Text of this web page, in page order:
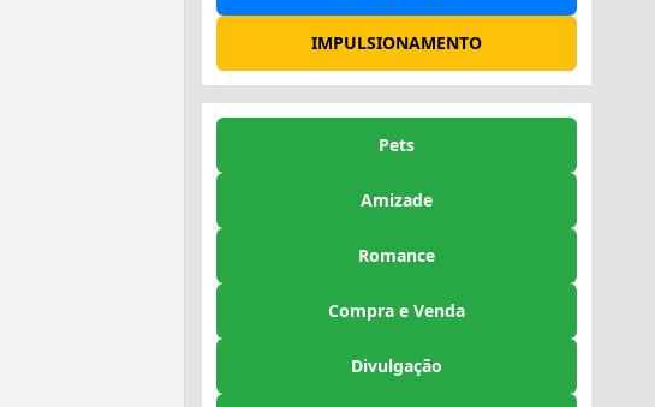
IMPULSIONAMENTO
Pets
Amizade
Romance
Compra e Venda
Divulgação